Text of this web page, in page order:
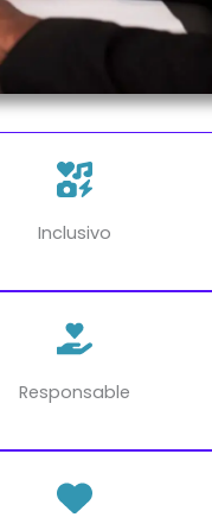
Inclusivo
Responsable